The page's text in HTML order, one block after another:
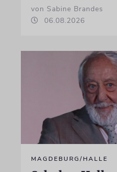
von Sabine Brandes
06.08.2026
MAGDEBURG/HALLE